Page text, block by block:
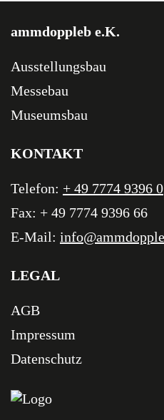
ammdoppleb e.K.
Ausstellungsbau
Messebau
Museumsbau
KONTAKT
Telefon: + 49 7774 9396 0
Fax: + 49 7774 9396 66
E-Mail:
LEGAL
AGB
Impressum
Datenschutz